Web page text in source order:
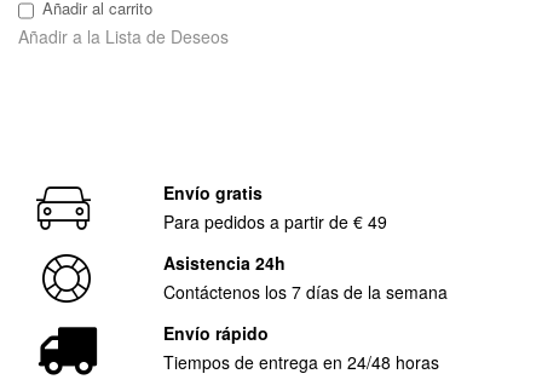
Añadir al carrito
Añadir a la Lista de Deseos
Envío gratis
Para pedidos a partir de € 49
Asistencia 24h
Contáctenos los 7 días de la semana
Envío rápido
Tiempos de entrega en 24/48 horas